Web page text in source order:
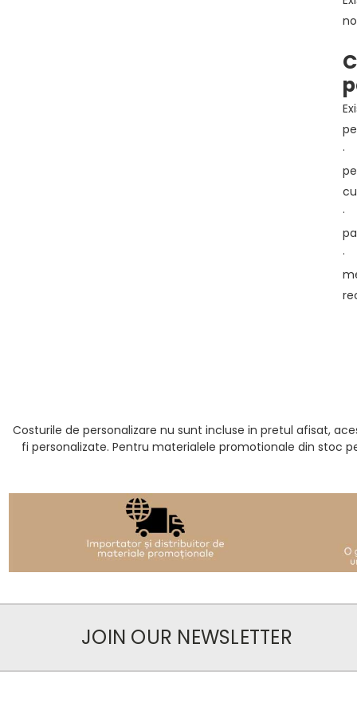
·
·
·
Costurile de personalizare nu sunt incluse in pretul afisat,
fi personalizate. Pentru materialele promotionale din stoc
JOIN OUR NEWSLETTER